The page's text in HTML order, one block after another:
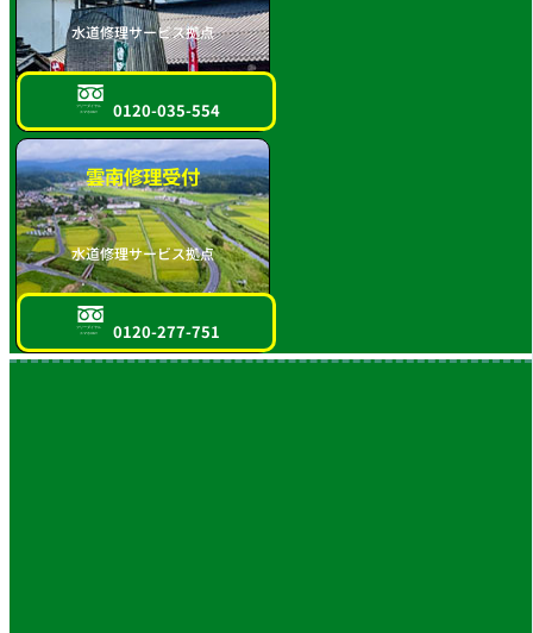
水道修理サービス拠点
フリーダイヤル
スマホOK!! 0120-035-554
雲南修理受付
水道修理サービス拠点
フリーダイヤル
スマホOK!! 0120-277-751